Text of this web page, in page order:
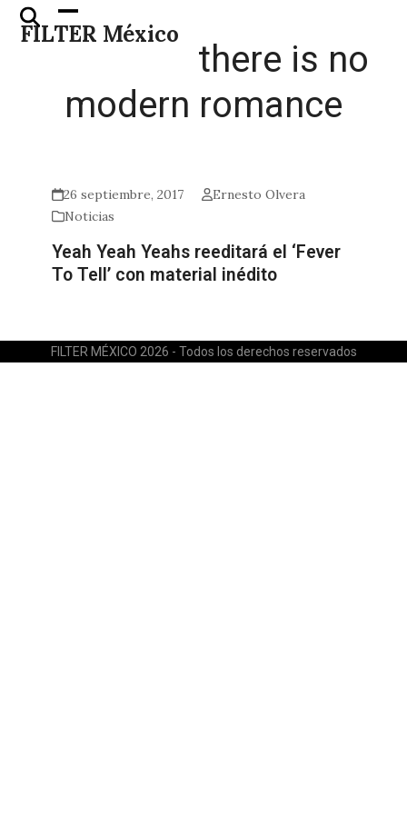
Skip
FILTER México
Open
mobile
Close
mobile
there is no
modern romance
26 septiembre, 2017
Ernesto Olvera
Noticias
Yeah Yeah Yeahs reeditará el ‘Fever
To Tell’ con material inédito
FILTER MÉXICO 2026 - Todos los derechos reservados